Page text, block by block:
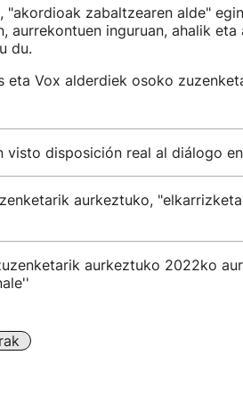
"akordioak zabaltzearen alde"
aurrekontuen inguruan, ahalik eta
du.
eta Vox alderdiek osoko
visto disposición real al diálogo
aurkeztuko,
aurkeztuko 2022ko